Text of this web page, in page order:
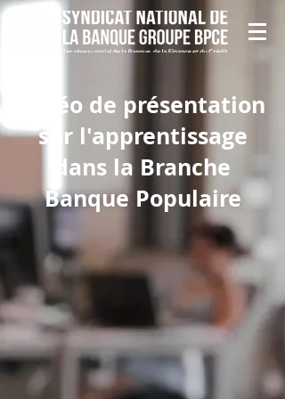
Vidéo de présentation
sur l'apprentissage
dans la Branche
Banque Populaire